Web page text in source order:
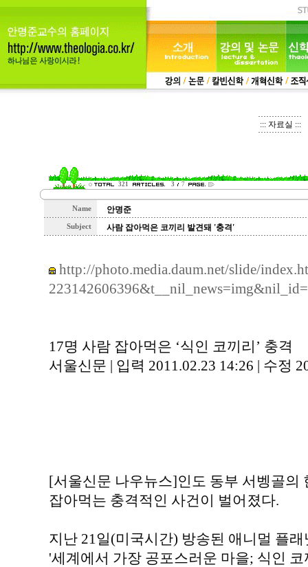
::: 자료실 :::
321 3 7
Name 안명준
Subject 사람 잡아먹은 코끼리 발견돼 '충격'
http://photo.media.daum.net/slide/
17명 사람 잡아먹은 ‘식인 코끼리’ 충격
서울신문 | 입력 2011.02.23 14:26 | 수정
[서울신문 나우뉴스]인도 동부 서벵골의
잡아먹는 충격적인 사건이 벌어졌다.
지난 21일(미국시간) 방송된 애니멀 플
'세계에서 가장 공포스러운 마을; 식인